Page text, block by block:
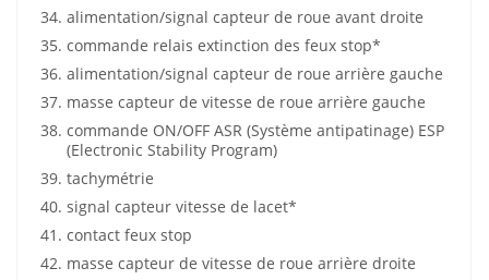
alimentation/signal capteur de roue avant droite
commande relais extinction des feux stop*
alimentation/signal capteur de roue arrière gauche
masse capteur de vitesse de roue arrière gauche
commande ON/OFF ASR (Système antipatinage) ESP
(Electronic Stability Program)
tachymétrie
signal capteur vitesse de lacet*
contact feux stop
masse capteur de vitesse de roue arrière droite